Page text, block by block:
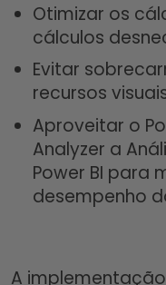
Otimizar os
cálculos
Evitar
recursos
Aproveitar o
Analyzer a
Power BI para
desempenho
A